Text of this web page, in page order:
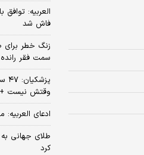
فاش شد
زنگ خطر برای
سمت فقر
وقتش نیست
ادعای
کرد